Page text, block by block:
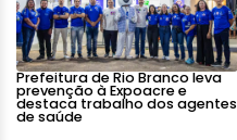
Prefeitura de Rio Branco leva
prevenção à Expoacre e
destaca trabalho dos agentes
de saúde